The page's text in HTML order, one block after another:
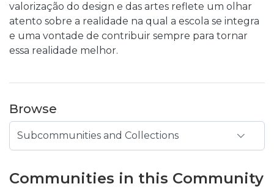
valorização do design e das artes reflete um olhar
atento sobre a realidade na qual a escola se integra
e uma vontade de contribuir sempre para tornar
essa realidade melhor.
Browse
Communities in this Community